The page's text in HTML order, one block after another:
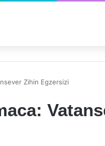
Zihin Egzersizi